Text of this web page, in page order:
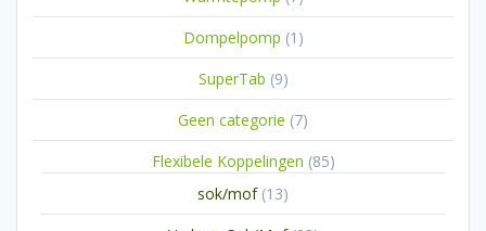
producten
Dompelpomp 1 1
product
SuperTab 99
producten
Geen categorie 77
producten
Flexibele Koppelingen 8585
sok/mof 1313
producten